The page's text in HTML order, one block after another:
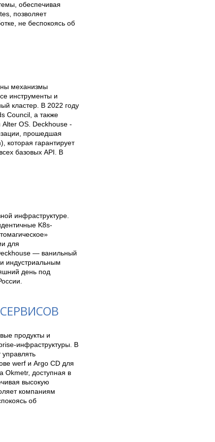
обеспечивая
позволяет
не беспокоясь об
механизмы
инструменты и
кластер. В 2022 году
Council, а также
OS. Deckhouse -
прошедшая
гарантирует
базовых API. В
инфраструктуре.
K8s-
для
— ванильный
индустриальным
день под
продукты и
инфраструктуры. В
werf и Argo CD для
Okmetr, доступная в
высокую
компаниям
об